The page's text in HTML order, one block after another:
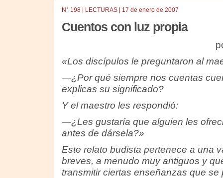
N° 198| LECTURAS| 17 de enero de 2007
Cuentos con luz propia
«Los discípulos le preguntaron al
—¿Por qué siempre nos cuentas
explicas su significado?
Y el maestro les respondió:
—¿Les gustaría que alguien les
antes de dársela?»
Este relato budista pertenece a una
breves, a menudo muy antiguos y
transmitir ciertas enseñanzas que se